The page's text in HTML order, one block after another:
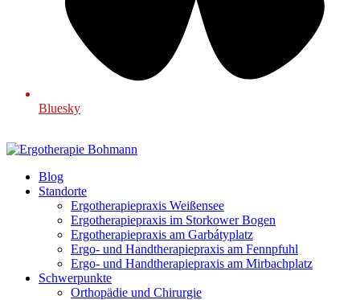
Bluesky
Blog
Standorte
Ergotherapiepraxis Weißensee
Ergotherapiepraxis im Storkower Bogen
Ergotherapiepraxis am Garbátyplatz
Ergo- und Handtherapiepraxis am Fennpfuhl
Ergo- und Handtherapiepraxis am Mirbachplatz
Schwerpunkte
Orthopädie und Chirurgie